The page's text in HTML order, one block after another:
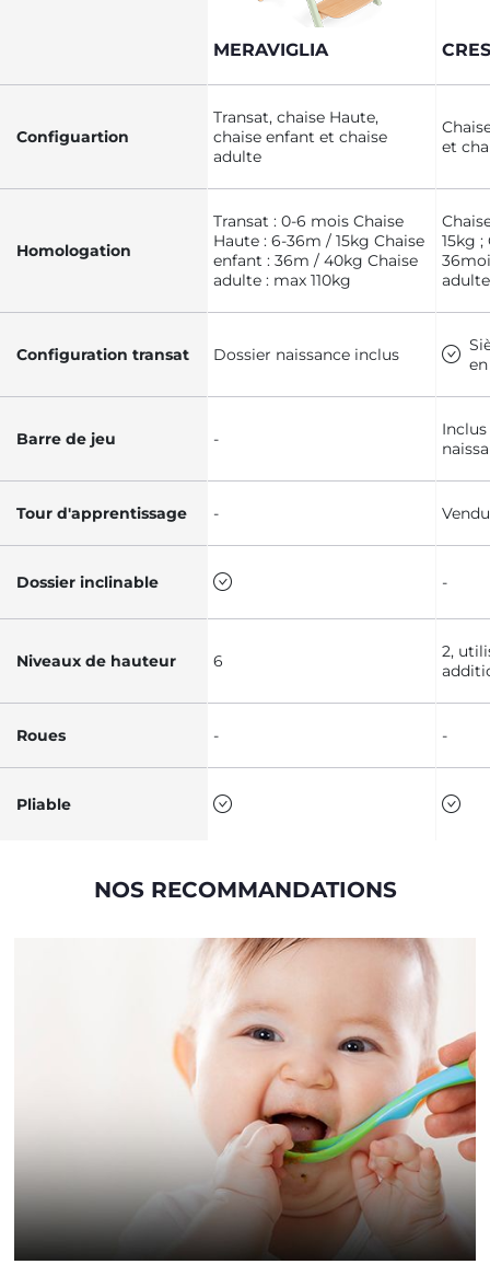
MERAVIGLIA
Configuartion
Transat, chaise Haute,
chaise enfant et chaise
adulte
et
Homologation
Transat : 0-6 mois Chaise
Haute : 6-36m / 15kg Chaise
enfant : 36m / 40kg Chaise
adulte : max 110kg
15kg ;
Configuration transat Dossier naissance inclus
Barre de jeu -
Tour d'apprentissage -
Dossier inclinable -
Niveaux de hauteur 6
2,
Roues - -
Pliable
NOS RECOMMANDATIONS